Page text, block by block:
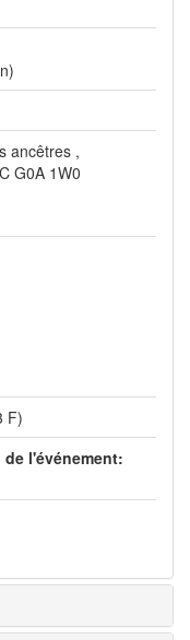
ancêtres ,
G0A 1W0
F)
l'événement: